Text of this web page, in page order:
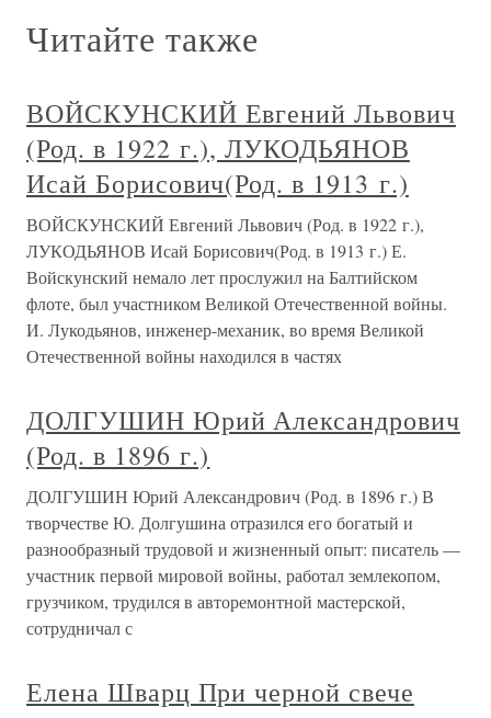
Читайте также
ВОЙСКУНСКИЙ Евгений Львович
(Род. в 1922 г.), ЛУКОДЬЯНОВ
Исай Борисович(Род. в 1913 г.)
ВОЙСКУНСКИЙ Евгений Львович (Род. в 1922 г.),
ЛУКОДЬЯНОВ Исай Борисович(Род. в 1913 г.) Е.
Войскунский немало лет прослужил на Балтийском
флоте, был участником Великой Отечественной войны.
И. Лукодьянов, инженер-механик, во время Великой
Отечественной войны находился в частях
ДОЛГУШИН Юрий Александрович
(Род. в 1896 г.)
ДОЛГУШИН Юрий Александрович (Род. в 1896 г.) В
творчестве Ю. Долгушина отразился его богатый и
разнообразный трудовой и жизненный опыт: писатель —
участник первой мировой войны, работал землекопом,
грузчиком, трудился в авторемонтной мастерской,
сотрудничал с
Елена Шварц При черной свече